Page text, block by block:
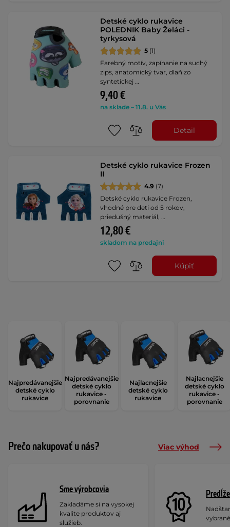
Detské cyklo rukavice
POLEDNIK Baby Želáci -
tyrkysová
5 (1)
Farebný motív, zapínanie na suchý
zips, anatomický tvar, dlaň zo
syntetickej …
9,40 €
na sklade – 11.8. u Vás
Detail
Detské cyklo rukavice Frozen
II
4.9 (7)
Detské cyklo rukavice Frozen,
vhodné pre deti od 5 rokov,
priedušný materiál, …
12,80 €
skladom na predajni
Kúpiť
Najpredávanejšie
detské cyklo
rukavice
Najpredávanejšie
detské cyklo
rukavice -
porovnanie
Najlacnejšie
detské cyklo
rukavice
Najlacnejšie
detské cyklo
rukavice -
porovnanie
Prečo nakupovať u nás? Viac výhod
Sme výrobcovia
Zakladáme si na vysokej
kvalite produktov aj
služieb.